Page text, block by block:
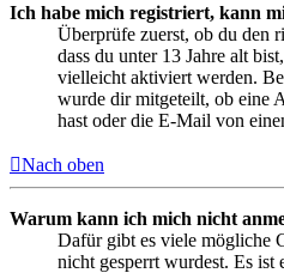
Ich habe mich registriert, kann
Überprüfe zuerst, ob du den
dass du unter 13 Jahre alt
vielleicht aktiviert werden.
wurde dir mitgeteilt, ob eine
hast oder die E-Mail von
Nach oben
Warum kann ich mich nicht
Dafür gibt es viele mögliche
nicht gesperrt wurdest. Es